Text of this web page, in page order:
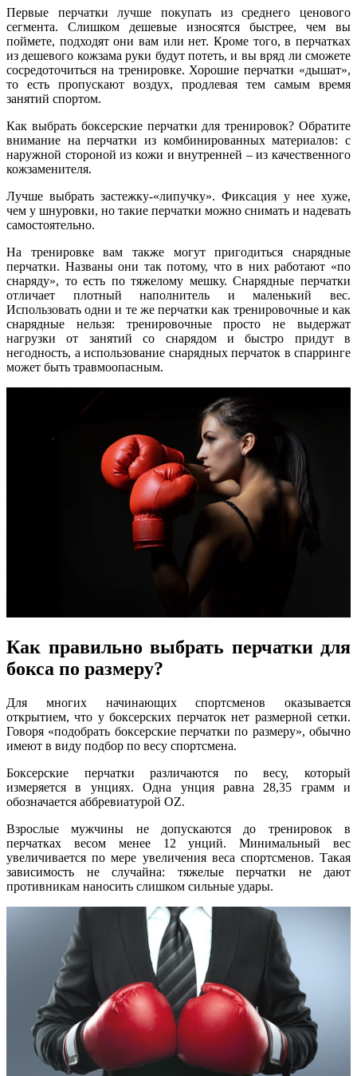
Первые перчатки лучше покупать из среднего ценового
сегмента. Слишком дешевые износятся быстрее, чем вы
поймете, подходят они вам или нет. Кроме того, в перчатках
из дешевого кожзама руки будут потеть, и вы вряд ли сможете
сосредоточиться на тренировке. Хорошие перчатки «дышат»,
то есть пропускают воздух, продлевая тем самым время
занятий спортом.
Как выбрать боксерские перчатки для тренировок? Обратите
внимание на перчатки из комбинированных материалов: с
наружной стороной из кожи и внутренней – из качественного
кожзаменителя.
Лучше выбрать застежку-«липучку». Фиксация у нее хуже,
чем у шнуровки, но такие перчатки можно снимать и надевать
самостоятельно.
На тренировке вам также могут пригодиться снарядные
перчатки. Названы они так потому, что в них работают «по
снаряду», то есть по тяжелому мешку. Снарядные перчатки
отличает плотный наполнитель и маленький вес.
Использовать одни и те же перчатки как тренировочные и как
снарядные нельзя: тренировочные просто не выдержат
нагрузки от занятий со снарядом и быстро придут в
негодность, а использование снарядных перчаток в спарринге
может быть травмоопасным.
Как правильно выбрать перчатки для
бокса по размеру?
Для многих начинающих спортсменов оказывается
открытием, что у боксерских перчаток нет размерной сетки.
Говоря «подобрать боксерские перчатки по размеру», обычно
имеют в виду подбор по весу спортсмена.
Боксерские перчатки различаются по весу, который
измеряется в унциях. Одна унция равна 28,35 грамм и
обозначается аббревиатурой OZ.
Взрослые мужчины не допускаются до тренировок в
перчатках весом менее 12 унций. Минимальный вес
увеличивается по мере увеличения веса спортсменов. Такая
зависимость не случайна: тяжелые перчатки не дают
противникам наносить слишком сильные удары.